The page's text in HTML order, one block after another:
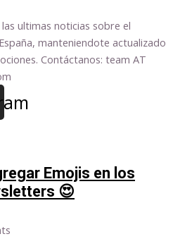
ultimas noticias sobre el
manteniendote actualizado
Contáctanos: team AT
Emojis en los
😍